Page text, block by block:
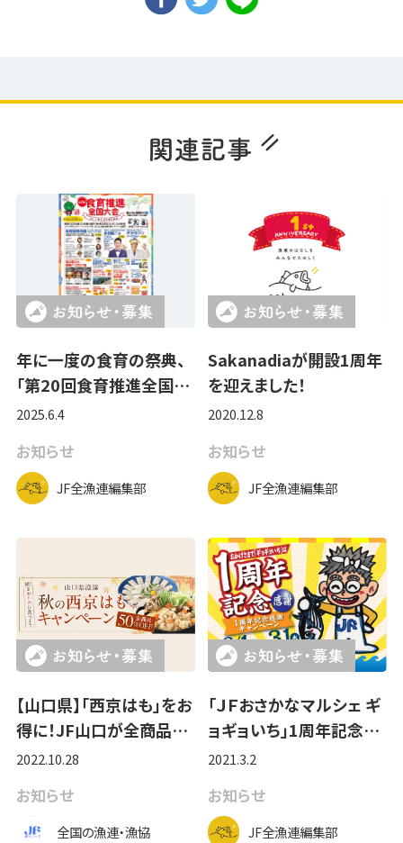
年に一度の食育の祭典、
「第20回食育推進全国…
2025.6.4
お知らせ
JF全漁連編集部
Sakanadiaが開設1周年
を迎えました！
2020.12.8
お知らせ
JF全漁連編集部
【山口県】「西京はも」をお
得に！JF山口が全商品…
2022.10.28
お知らせ
全国の漁連・漁協
「ＪＦおさかなマルシェ ギ
ョギョいち」1周年記念…
2021.3.2
お知らせ
JF全漁連編集部